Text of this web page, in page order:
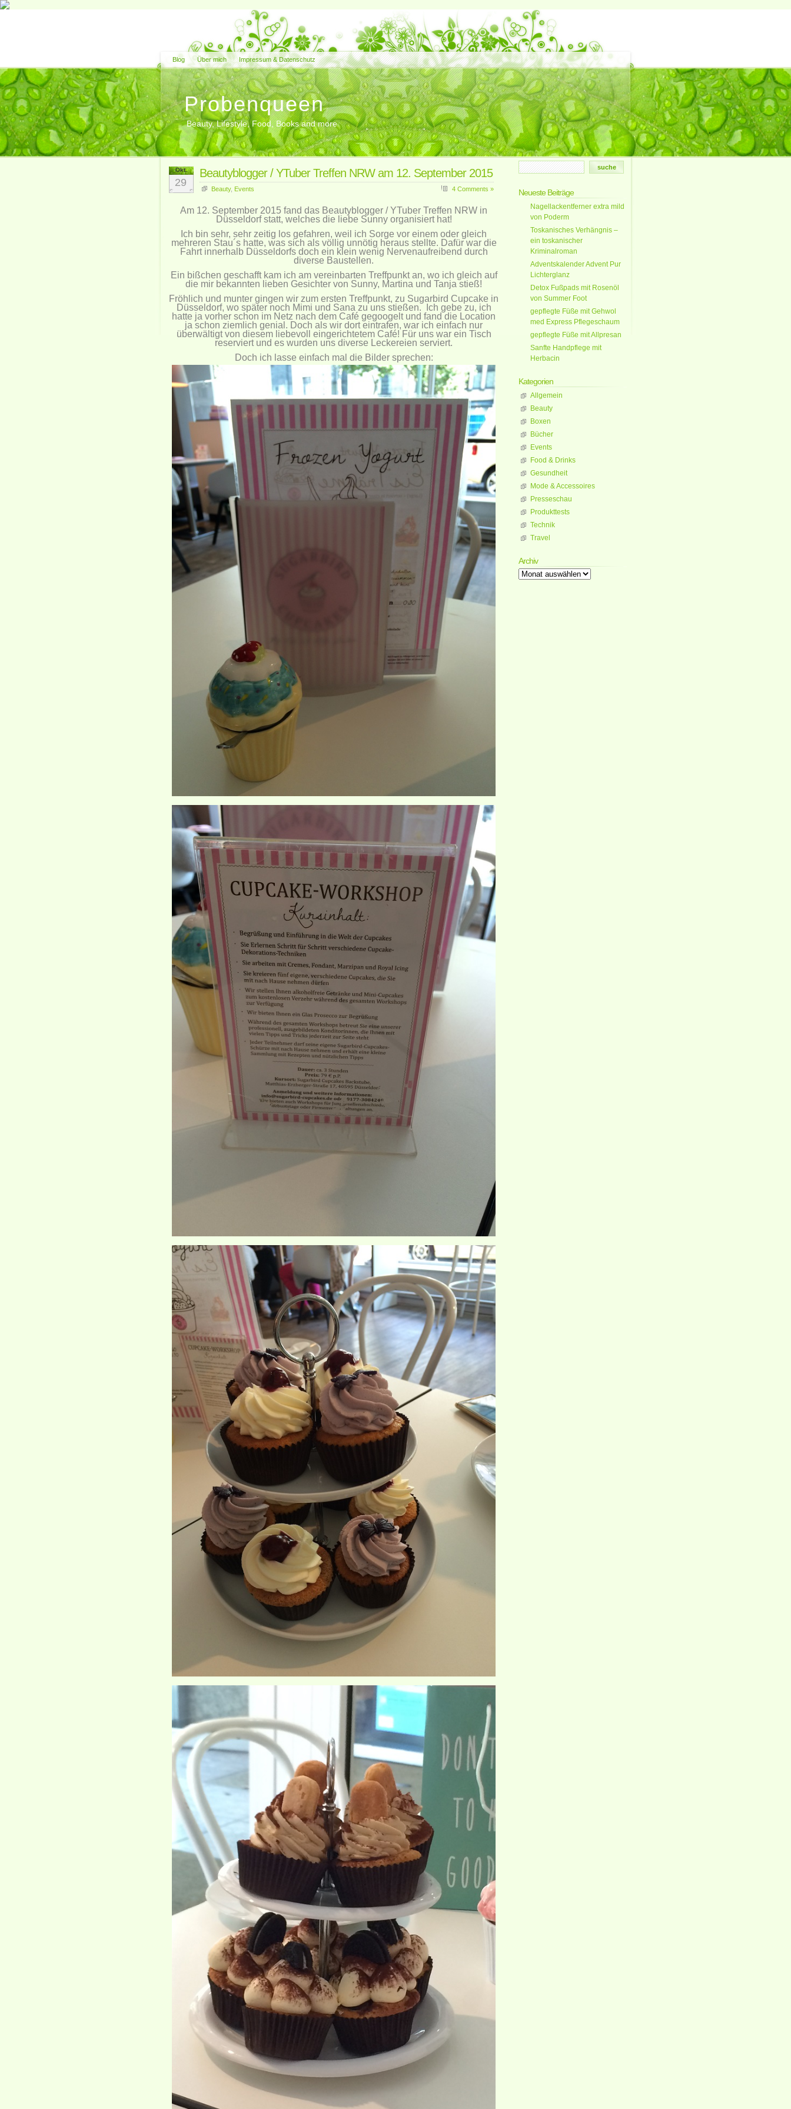
Blog Über mich Impressum & Datenschutz
Probenqueen
Beauty, Lifestyle, Food, Books and more
Okt.
29
Beautyblogger / YTuber Treffen NRW am 12. September 2015
Beauty, Events 4 Comments »
Am 12. September 2015 fand das Beautyblogger / YTuber Treffen NRW in
Düsseldorf statt, welches die liebe Sunnyorganisiert hat!
Ich bin sehr, sehr zeitig los gefahren, weil ich Sorge vor einem oder gleich
mehreren Stau´s hatte, was sich als völlig unnötig heraus stellte. Dafür war die
Fahrt innerhalb Düsseldorfs doch ein klein wenig Nervenaufreibend durch
diverse Baustellen.
Ein bißchen geschafft kam ich am vereinbarten Treffpunkt an, wo ich gleich auf
die mir bekannten lieben Gesichter von Sunny, Martina und Tanja stieß!
Fröhlich und munter gingen wir zum ersten Treffpunkt, zu Sugarbird Cupcake in
Düsseldorf, wo später noch Mimi und Sana zu uns stießen. Ich gebe zu, ich
hatte ja vorher schon im Netz nach dem Café gegoogelt und fand die Location
ja schon ziemlich genial. Doch als wir dort eintrafen, war ich einfach nur
überwältigt von diesem liebevoll eingerichtetem Café! Für uns war ein Tisch
reserviert und es wurden uns diverse Leckereien serviert.
Doch ich lasse einfach mal die Bilder sprechen:
Neueste Beiträge
Nagellackentferner extra mild
von Poderm
Toskanisches Verhängnis –
ein toskanischer
Kriminalroman
Adventskalender Advent Pur
Lichterglanz
Detox Fußpads mit Rosenöl
von Summer Foot
gepflegte Füße mit Gehwol
med Express Pflegeschaum
gepflegte Füße mit Allpresan
Sanfte Handpflege mit
Herbacin
Kategorien
Allgemein
Beauty
Boxen
Bücher
Events
Food & Drinks
Gesundheit
Mode & Accessoires
Presseschau
Produkttests
Technik
Travel
Archiv
Archiv